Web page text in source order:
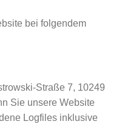
bei folgendem
Straße 7, 10249
Sie unsere Website
Logfiles inklusive